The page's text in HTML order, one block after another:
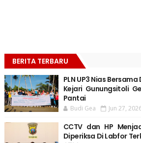
BERITA TERBARU
PLN UP3 Nias
Kejari Gunungsitoli
Pantai
Budi Gea Jun 27,
CCTV dan HP
Diperiksa Di Labfor